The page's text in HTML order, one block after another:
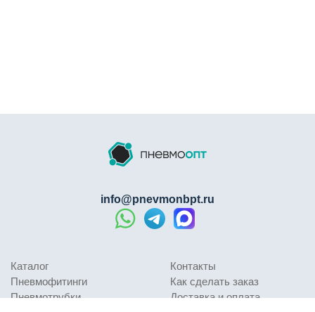
Каталог
Пневмофитинги
Пневмотрубки
Контакты
Как сделать заказ
Доставка и оплата
info@pnevmonbpt.ru